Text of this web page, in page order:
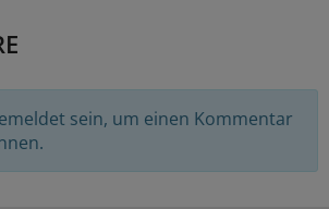
sein, um einen Kommentar